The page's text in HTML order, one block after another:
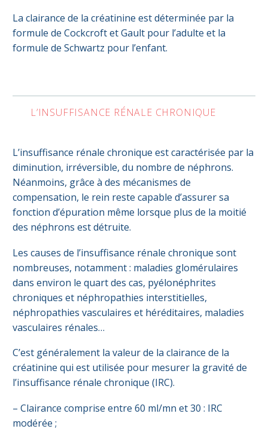
La clairance de la créatinine est déterminée par la
formule de Cockcroft et Gault pour l’adulte et la
formule de Schwartz pour l’enfant.
L’INSUFFISANCE RÉNALE CHRONIQUE
L’insuffisance rénale chronique est caractérisée par la
diminution, irréversible, du nombre de néphrons.
Néanmoins, grâce à des mécanismes de
compensation, le rein reste capable d’assurer sa
fonction d’épuration même lorsque plus de la moitié
des néphrons est détruite.
Les causes de l’insuffisance rénale chronique sont
nombreuses, notamment : maladies glomérulaires
dans environ le quart des cas, pyélonéphrites
chroniques et néphropathies interstitielles,
néphropathies vasculaires et héréditaires, maladies
vasculaires rénales…
C’est généralement la valeur de la clairance de la
créatinine qui est utilisée pour mesurer la gravité de
l’insuffisance rénale chronique (IRC).
– Clairance comprise entre 60 ml/mn et 30 : IRC
modérée ;